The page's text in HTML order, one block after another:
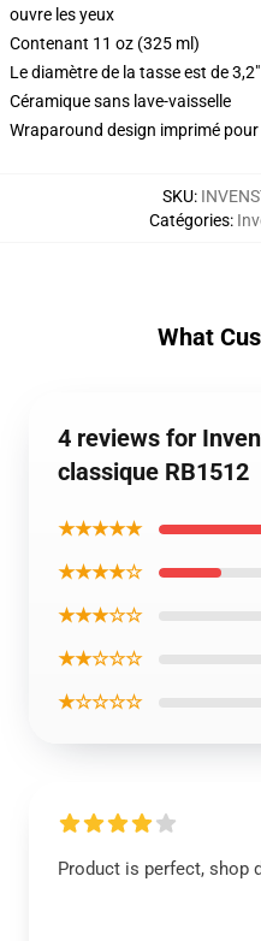
ouvre les yeux
Contenant 11 oz (325 ml)
Le diamètre de la tasse est de
Céramique sans lave-vaisselle
Wraparound design imprimé
SKU:
Catégories:
What
4 reviews for
classique RB1512
★★★★★
★★★★☆
★★★☆☆
★★☆☆☆
★☆☆☆☆
Product is perfect, shop